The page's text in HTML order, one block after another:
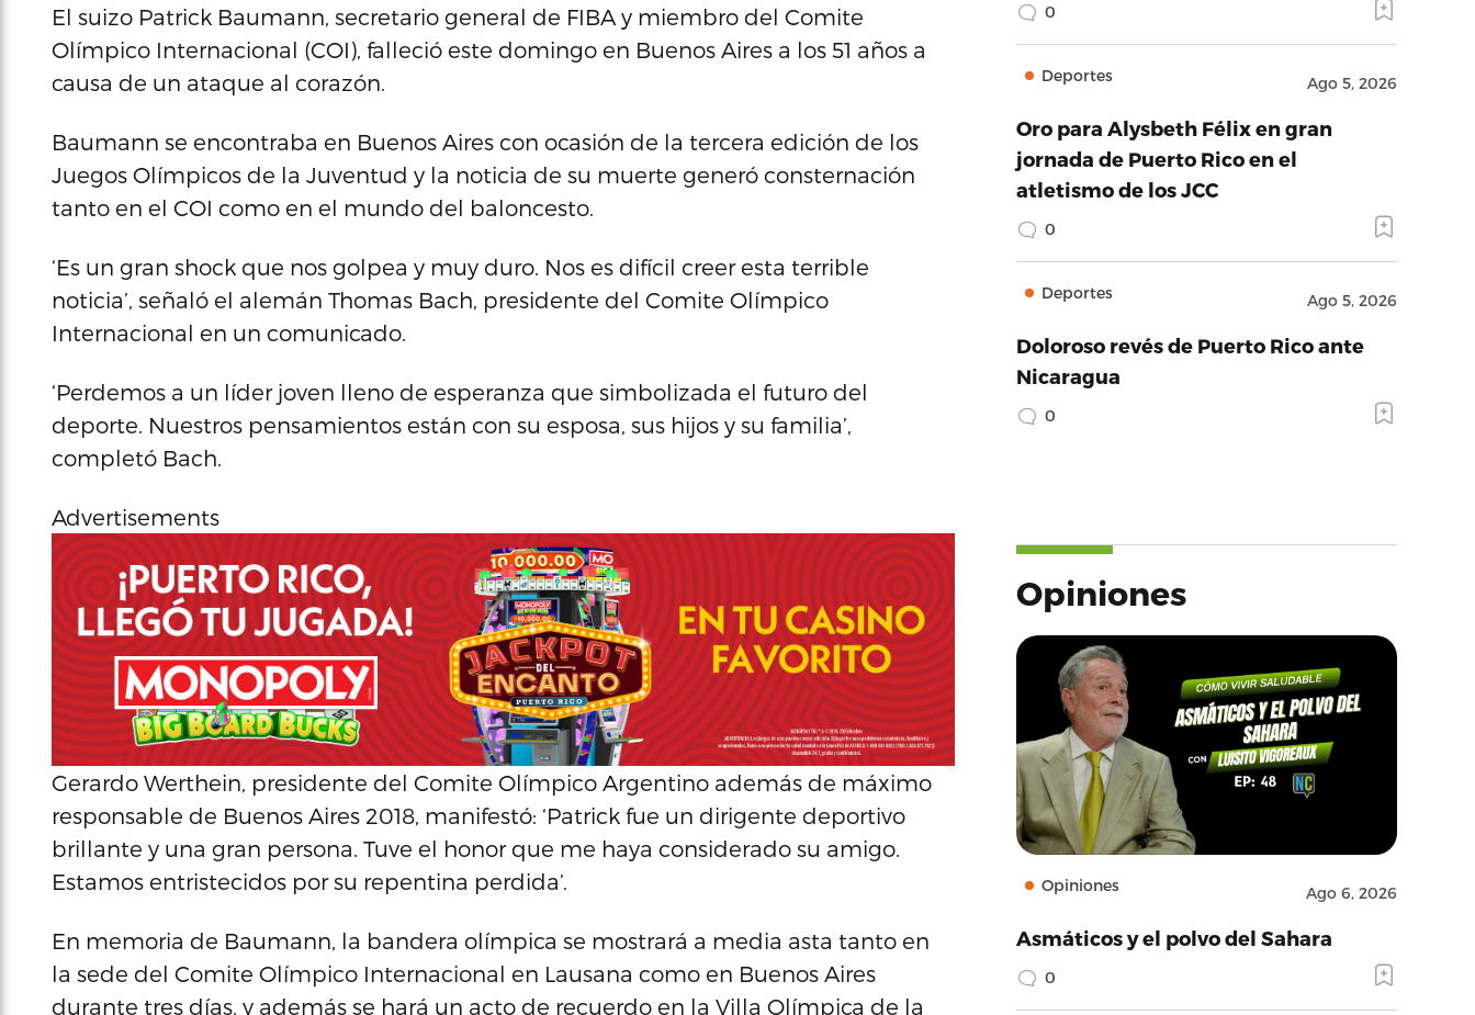
El suizo Patrick Baumann, secretario general de FIBA y miembro del Comite
Olímpico Internacional (COI), falleció este domingo en Buenos Aires a los 51 años a
causa de un ataque al corazón.
Baumann se encontraba en Buenos Aires con ocasión de la tercera edición de los
Juegos Olímpicos de la Juventud y la noticia de su muerte generó consternación
tanto en el COI como en el mundo del baloncesto.
‘Es un gran shock que nos golpea y muy duro. Nos es difícil creer esta terrible
noticia’, señaló el alemán Thomas Bach, presidente del Comite Olímpico
Internacional en un comunicado.
‘Perdemos a un líder joven lleno de esperanza que simbolizada el futuro del
deporte. Nuestros pensamientos están con su esposa, sus hijos y su familia’,
completó Bach.
Advertisements
Gerardo Werthein, presidente del Comite Olímpico Argentino además de máximo
responsable de Buenos Aires 2018, manifestó: ‘Patrick fue un dirigente deportivo
brillante y una gran persona. Tuve el honor que me haya considerado su amigo.
Estamos entristecidos por su repentina perdida’.
En memoria de Baumann, la bandera olímpica se mostrará a media asta tanto en
la sede del Comite Olímpico Internacional en Lausana como en Buenos Aires
durante tres días, y además se hará un acto de recuerdo en la Villa Olímpica de la
0
Deportes Ago 5, 2026
Oro para Alysbeth Félix en gran
jornada de Puerto Rico en el
atletismo de los JCC
0
Deportes Ago 5, 2026
Doloroso revés de Puerto Rico ante
Nicaragua
0
Opiniones
Opiniones Ago 6, 2026
Asmáticos y el polvo del Sahara
0